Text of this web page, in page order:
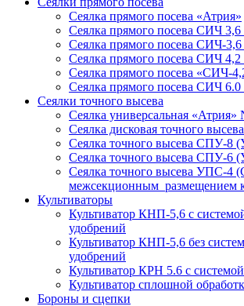
Сеялка прямого посева «Атрия»
Сеялка прямого посева СИЧ
Сеялка прямого посева СИЧ-
Сеялка прямого посева СИЧ
Сеялка прямого посева «СИЧ-
Сеялка прямого посева СИЧ
Сеялки точного высева
Сеялка универсальная
Сеялка дисковая точного
Сеялка точного высева СПУ-8
Сеялка точного высева СПУ-6
Сеялка точного высева УПС-4
межсекционным размещением
Культиваторы
Культиватор КНП-5,6 с
удобрений
Культиватор КНП-5,6 без
удобрений
Культиватор КРН 5.6 с
Культиватор сплошной
Бороны и сцепки